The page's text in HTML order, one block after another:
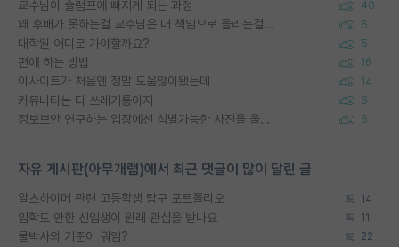
교수님이 슬럼프에 빠지게 되는 과정 40
왜 후배가 못하는걸 교수님은 내 책임으로 돌리는걸까요? 6
대학원 어디로 가야할까요? 5
편애 하는 방법 16
이사이트가 처음엔 정말 도움많이됐는데 14
커뮤니티는 다 쓰레기통이지 6
정보보안 연구하는 입장에선 식별가능한 사진을 올리는건 비추이긴함 6
자유 게시판(아무개랩)에서 최근 댓글이 많이 달린 글
알츠하이머 관련 고등학생 탐구 포트폴리오 14
입학도 안한 신입생이 원래 관심을 받나요 11
물박사의 기준이 뭐임? 22